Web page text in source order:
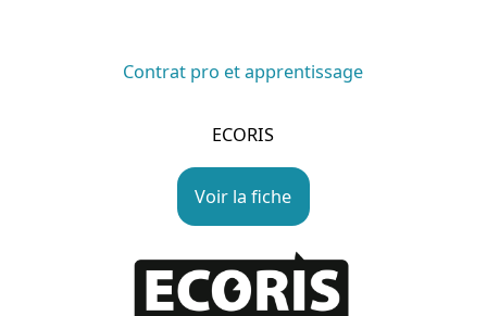
Contrat pro et apprentissage
ECORIS
Voir la fiche